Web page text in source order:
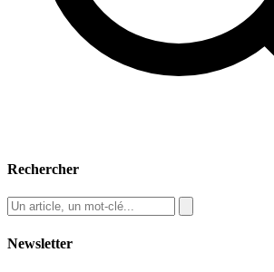
Rechercher
Newsletter